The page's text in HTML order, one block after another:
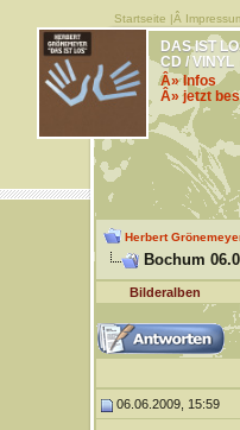
Startseite |Â
DAS IST
CD / VINYL
Â» Infos
Â» jetzt
Herbert
Bochum
Bilderalben
06.06.2009, 15:59